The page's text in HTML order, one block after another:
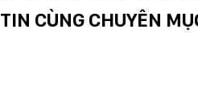
TIN CÙNG CHUYÊN